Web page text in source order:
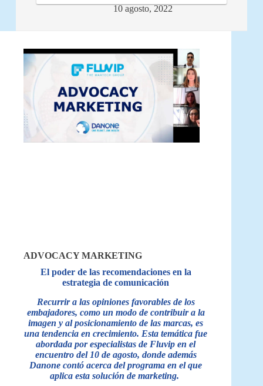
10 agosto, 2022
ADVOCACY MARKETING
El poder de las recomendaciones en la
estrategia de comunicación
Recurrir a las opiniones favorables de los
embajadores, como un modo de contribuir a la
imagen y al posicionamiento de las marcas, es
una tendencia en crecimiento. Esta temática fue
abordada por especialistas de Fluvip en el
encuentro del 10 de agosto, donde además
Danone contó acerca del programa en el que
aplica esta solución de marketing.